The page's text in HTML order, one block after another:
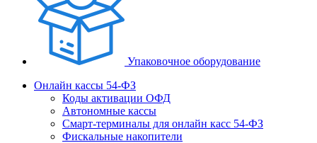
Упаковочное оборудование
Онлайн кассы 54-ФЗ
Коды активации ОФД
Автономные кассы
Смарт-терминалы для онлайн касс 54-ФЗ
Фискальные накопители